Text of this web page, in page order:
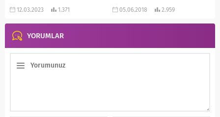
12.03.2023 1.371
yapıp, gönül rahatlığı ile...
05.06.2018 2.959
YORUMLAR